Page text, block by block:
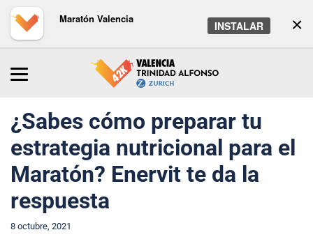
×
Maratón Valencia
INSTALAR
Noticias
¿Sabes cómo preparar tu
estrategia nutricional para el
Maratón? Enervit te da la
respuesta
8 octubre, 2021